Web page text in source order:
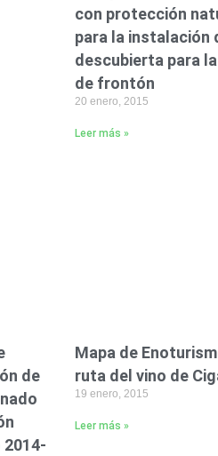
con protección
para la instalación
descubierta para
de frontón
20 enero, 2015
Leer más »
de
Mapa de
ruta del vino de
19 enero, 2015
Leer más »